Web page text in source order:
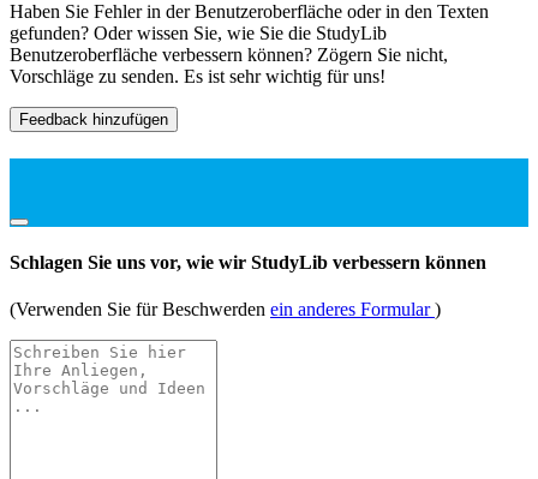
Haben Sie Fehler in der Benutzeroberfläche oder in den Texten
gefunden? Oder wissen Sie, wie Sie die StudyLib
Benutzeroberfläche verbessern können? Zögern Sie nicht,
Vorschläge zu senden. Es ist sehr wichtig für uns!
Feedback hinzufügen
Schlagen Sie uns vor, wie wir StudyLib verbessern können
(Verwenden Sie für Beschwerden ein anderes Formular)